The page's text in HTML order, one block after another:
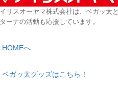
リスオーヤマ株式会社は、ベガッ太と
ーナの活動も応援しています。
HOMEへ
ベガッ太グッズはこちら！